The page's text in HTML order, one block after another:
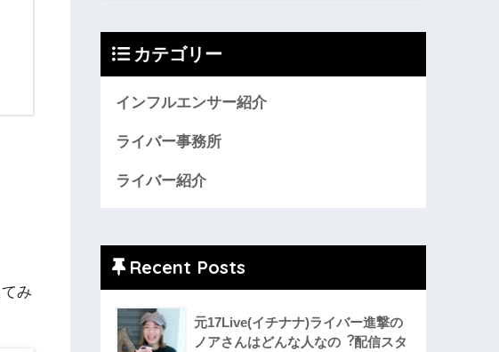
み
カテゴリー
インフルエンサー紹介
ライバー事務所
ライバー紹介
Recent Posts
元17Live(イチナナ)ライバー進撃の
ノアさんはどんな人なの︖配信スタ